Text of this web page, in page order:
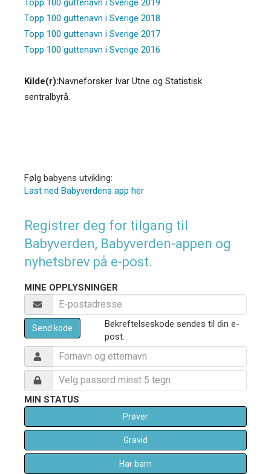
Topp 100 guttenavn i Sverige 2018
Topp 100 guttenavn i Sverige 2017
Topp 100 guttenavn i Sverige 2016
Kilde(r):Navneforsker Ivar Utne og Statistisk
sentralbyrå.
Følg babyens utvikling:
Last ned Babyverdens app her
Registrer deg for tilgang til
Babyverden, Babyverden-appen og
nyhetsbrev på e-post.
MINE OPPLYSNINGER
Send kode
Bekreftelseskode sendes til din e-
post.
MIN STATUS
Prøver
Gravid
Har barn